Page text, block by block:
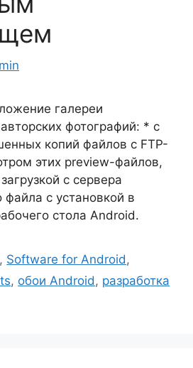
галереи
фотографий: * с
копий файлов с FTP-
этих preview-файлов,
с сервера
файла с установкой в
стола Android.
, Software for Android ,
, обои Android , разработка